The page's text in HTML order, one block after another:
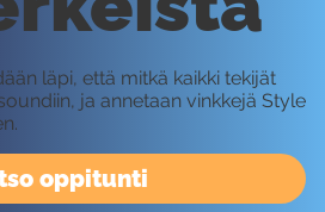
oppitunti
läpi, että mitkä kaikki tekijät
ja annetaan vinkkejä Style